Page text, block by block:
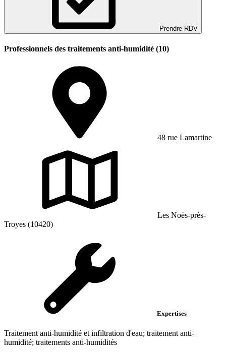
Prendre RDV
Professionnels des traitements anti-humidité (10)
48 rue Lamartine
Les Noës-près-
Troyes (10420)
Expertises
Traitement anti-humidité et infiltration d'eau; traitement anti-
humidité; traitements anti-humidités